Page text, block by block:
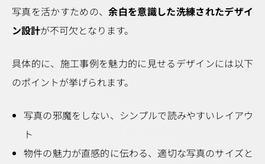
写真を活かすための、余白を意識した洗練されたデザイ
ン設計が不可欠となります。
具体的に、施工事例を魅力的に見せるデザインには以下
のポイントが挙げられます。
写真の邪魔をしない、シンプルで読みやすいレイアウ
ト
物件の魅力が直感的に伝わる、適切な写真のサイズと